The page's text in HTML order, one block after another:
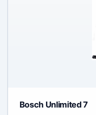
Bosch Unlimited 7